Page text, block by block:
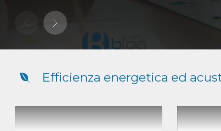
Efficienza energetica ed